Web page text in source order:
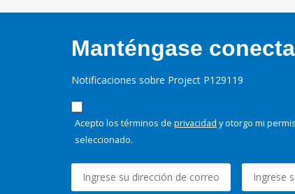
Manténgase
Notificaciones sobre Project P129119
Acepto los términos de privacidad y otorgo mi
seleccionado.